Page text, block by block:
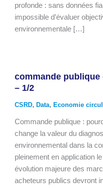
profonde : sans données
impossible d’évaluer
environnementale […]
commande
– 1/2
CSRD, Data, Economie
Commande publique :
change la valeur du
environnemental dans la
pleinement en application
évolution majeure des
acheteurs publics devront